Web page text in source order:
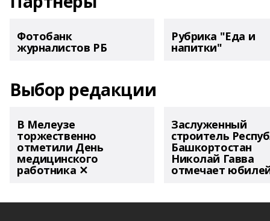
Фотобанк
журналистов РБ
Рубрика "Еда и
напитки"
Выбор редакции
В Мелеузе
торжественно
отметили День
медицинского
работника ✕
Заслуженный
строитель
Башкортостан
Николай Гавва
отмечает